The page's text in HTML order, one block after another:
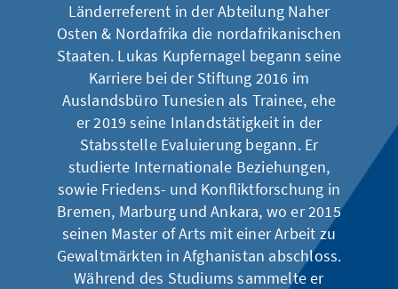
Länderreferent in der Abteilung Naher
Osten & Nordafrika die nordafrikanischen
Staaten. Lukas Kupfernagel begann seine
Karriere bei der Stiftung 2016 im
Auslandsbüro Tunesien als Trainee, ehe
er 2019 seine Inlandstätigkeit in der
Stabsstelle Evaluierung begann. Er
studierte Internationale Beziehungen,
sowie Friedens- und Konfliktforschung in
Bremen, Marburg und Ankara, wo er 2015
seinen Master of Arts mit einer Arbeit zu
Gewaltmärkten in Afghanistan abschloss.
Während des Studiums sammelte er